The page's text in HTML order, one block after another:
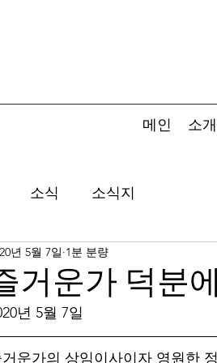
메인 소개
소식 소식지
거운가 덕분
년 5월 7일 1분 분량
년 5월 7일
운가의 상임이사이자 영원한